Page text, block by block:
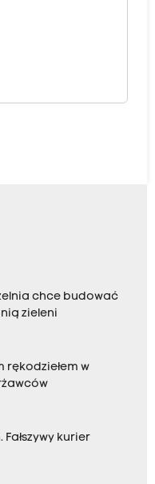
chce budować
zieleni
rękodziełem w
Fałszywy kurier